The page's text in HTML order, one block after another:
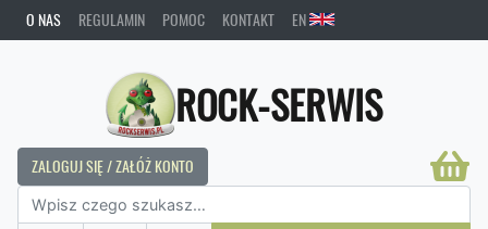
O NAS REGULAMIN POMOC KONTAKT EN
ROCK-SERWIS
ZALOGUJ SIĘ / ZAŁÓŻ KONTO